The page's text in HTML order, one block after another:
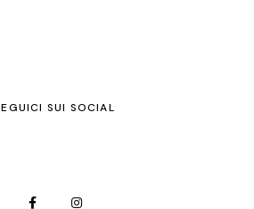
SUI SOCIAL